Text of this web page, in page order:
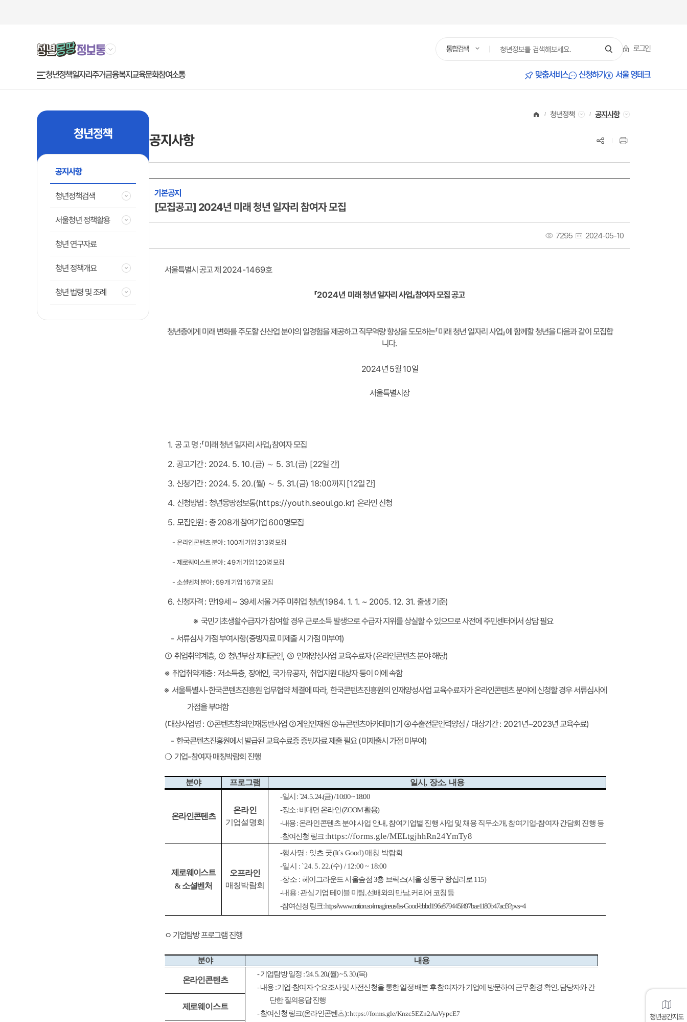
통
합 통합검색 로그인
주
요
청년정책일자리주거금융복지교육문화참여소통 맞춤서비스 신청하기 서울 영테크
청년정책
공지사항
청년정책검색
서울청년 정책활용
청년 연구자료
청년 정책개요
청년 법령 및 조례
청년정책 공지사항
공지사항
기본공지
[모집공고] 2024년 미래 청년 일자리 참여자 모집
7295 2024-05-10
서울특별시 공고 제 2024-1469호
「2024년 미래 청년 일자리 사업」참여자 모집 공고
청년층에게 미래 변화를 주도할 신산업 분야의 일경험을 제공하고 직무역량 향상을 도모하는「미래 청년 일자리 사업」에 함께할 청년을 다음과 같이 모집합
니다.
2024년5월10일
서울특별시장
1.공 고 명:「미래 청년 일자리 사업」참여자 모집
2.공고기간: 2024. 5. 10.(금) ∼ 5. 31.(금) [22일 간]
3. 신청기간: 2024. 5. 20.(월) ∼ 5. 31.(금) 18:00까지 [12일 간]
4. 신청방법:청년몽땅정보통(https://youth.seoul.go.kr)온라인 신청
5.모집인원:총208개 참여기업600명모집
-온라인콘텐츠 분야: 100개 기업 313명 모집
-제로웨이스트 분야: 49개 기업120명 모집
-소셜벤처 분야: 59개 기업167명 모집
6. 신청자격: 만19세 ~ 39세 서울 거주 미취업 청년(1984. 1. 1. ~ 2005. 12. 31.출생 기준)
※ 국민기초생활수급자가 참여할 경우 근로소득 발생으로 수급자 지위를 상실할 수 있으므로 사전에 주민센터에서 상담 필요
- 서류심사 가점 부여사항(증빙자료 미제출 시 가점 미부여)
① 취업취약계층, ② 청년부상 제대군인, ③ 인재양성사업 교육수료자(온라인콘텐츠 분야 해당)
※ 취업취약계층: 저소득층, 장애인, 국가유공자, 취업지원 대상자 등이 이에 속함
※서울특별시-한국콘텐츠진흥원 업무협약 체결에 따라,한국콘텐츠진흥원의 인재양성사업 교육수료자가 온라인콘텐츠 분야에 신청할 경우 서류심사에
가점을 부여함
(대상사업명: ①콘텐츠창의인재동반사업②게임인재원③뉴콘텐츠아카데미 1기 ④수출전문인력양성/ 대상기간: 2021년~2023년 교육수료)
- 한국콘텐츠진흥원에서 발급된 교육수료증 증빙자료 제출 필요(미제출시 가점 미부여)
❍ 기업-참여자 매칭박람회 진행
분야 프로그램 일시, 장소, 내용
온라인콘텐츠
온라인
기업설명회
-일시 : `24. 5. 24.(금) / 10:00 ~ 18:00
-장소:비대면 온라인(ZOOM활용)
-내용:온라인콘텐츠 분야 사업 안내,참여기업별 진행 사업 및 채용 직무소개,참여기업-참여자 간담회 진행 등
-참여신청 링크 :https://forms.gle/MELtgjhhRn24YmTy8
제로웨이스트
& 소셜벤처
오프라인
매칭박람회
-행사명 : 잇츠 굿(It`s Good)매칭 박람회
-일시 : `24. 5. 22.(수) / 12:00 ~ 18:00
-장소 : 헤이그라운드 서울숲점3층 브릭스(서울 성동구 왕십리로 115)
-내용:관심 기업 테이블 미팅,선배와의 만남,커리어 코칭 등
-참여신청 링크:https://www.notion.so/imagineus/It-s-Good-bbbd196e879445f497bae1180b47acf3?pvs=4
ㅇ 기업탐방 프로그램 진행
분야 내용
온라인콘텐츠
-기업탐방 일정 : '24. 5. 20.(월) ~ 5. 30.(목)
-내용:기업·참여자 수요조사 및 사전신청을 통한 일정 배분 후 참여자가 기업에 방문하여 근무환경 확인 ,담당자와 간
단한 질의응답 진행
-참여신청 링크(온라인콘텐츠) :https://forms.gle/Knzc5EZn2AaVypcE7
제로웨이스트
청년공간지도